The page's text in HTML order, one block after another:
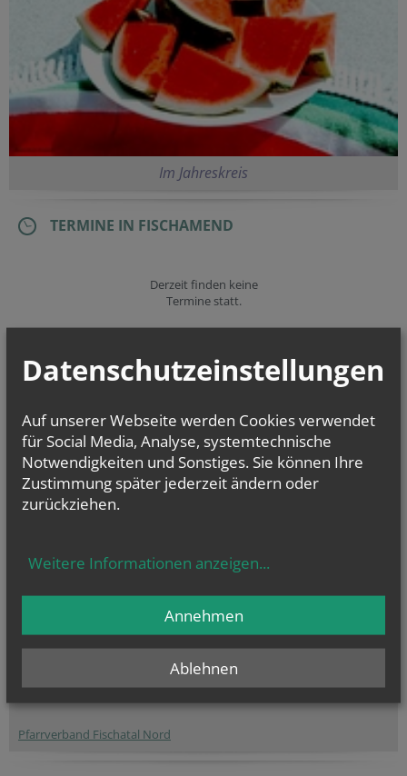
Im Jahreskreis
TERMINE IN FISCHAMEND
Derzeit finden keine
Termine statt.
Pfarre Enzersdorf/Fischa
Pfarre Fischamend
Pfarre Schwadorf
Pfarrverband Fischatal Nord
Datenschutzeinstellungen
Auf unserer Webseite werden Cookies verwendet
für Social Media, Analyse, systemtechnische
Notwendigkeiten und Sonstiges. Sie können Ihre
Zustimmung später jederzeit ändern oder
zurückziehen.
Weitere Informationen anzeigen...
Ablehnen
Annehmen